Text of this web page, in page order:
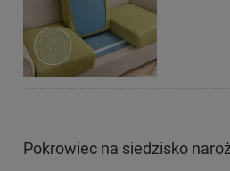
Pokrowiec na siedzisko